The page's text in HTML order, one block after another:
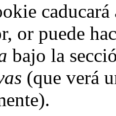
or puede
bajo la
(que verá